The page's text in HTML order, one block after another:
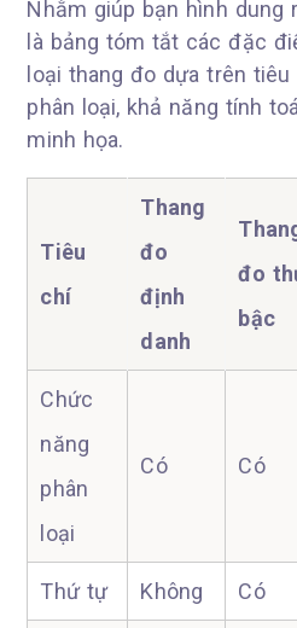
Nhằm giúp bạn hình dung
là bảng tóm tắt các đặc
loại thang đo dựa trên
phân loại, khả năng tính
minh họa.
Tiêu
chí
Thang
đo
định
danh
đo
bậc
Chức
năng
phân
loại
Có Có
Thứ tự Không Có